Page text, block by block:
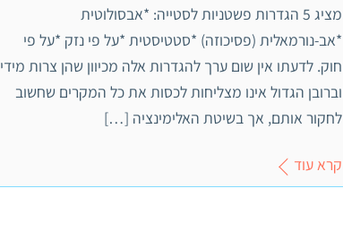
מציג 5 הגדרות פשטניות לסטייה: *אבסולוטית
*אב-נורמאלית (פסיכוזה) *סטטיסטית *על פי נזק *על פי
חוק. לדעתו אין שום ערך להגדרות אלה מכיוון שהן צרות מידי
וברובן הגדול אינו מצליחות לכסות את כל המקרים שחשוב
לחקור אותם, אך בשיטת האלימינציה […]
קרא עוד